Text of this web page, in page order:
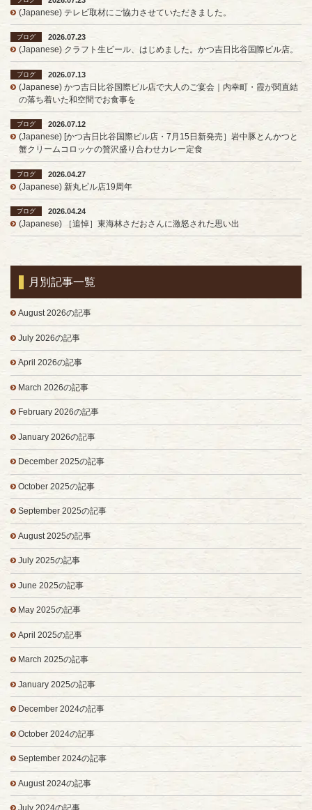
(Japanese) テレビ取材にご協力させていただきました。
ブログ
2026.07.23
(Japanese) クラフト生ビール、はじめました。かつ吉日比谷国際ビル店。
ブログ
2026.07.13
(Japanese) かつ吉日比谷国際ビル店で大人のご宴会｜内幸町・霞が関直結
の落ち着いた和空間でお食事を
ブログ
2026.07.12
(Japanese) [かつ吉日比谷国際ビル店・7月15日新発売］岩中豚とんかつと
蟹クリームコロッケの贅沢盛り合わせカレー定食
ブログ
2026.04.27
(Japanese) 新丸ビル店19周年
ブログ
2026.04.24
(Japanese) ［追悼］東海林さだおさんに激怒された思い出
月別記事一覧
August 2026の記事
July 2026の記事
April 2026の記事
March 2026の記事
February 2026の記事
January 2026の記事
December 2025の記事
October 2025の記事
September 2025の記事
August 2025の記事
July 2025の記事
June 2025の記事
May 2025の記事
April 2025の記事
March 2025の記事
January 2025の記事
December 2024の記事
October 2024の記事
September 2024の記事
August 2024の記事
July 2024の記事